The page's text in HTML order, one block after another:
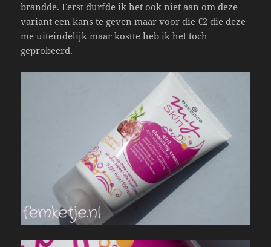
brandde. Eerst durfde ik het ook niet aan om deze
variant een kans te geven maar voor die €2 die deze
me uiteindelijk maar kostte heb ik het toch
geprobeerd.